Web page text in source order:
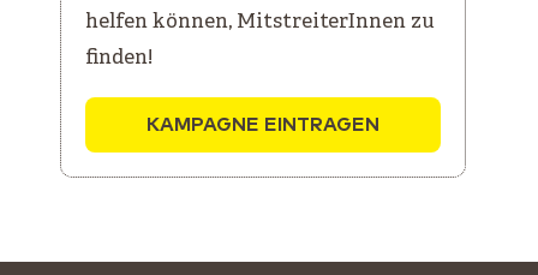
helfen können, MitstreiterInnen zu
finden!
KAMPAGNE EINTRAGEN